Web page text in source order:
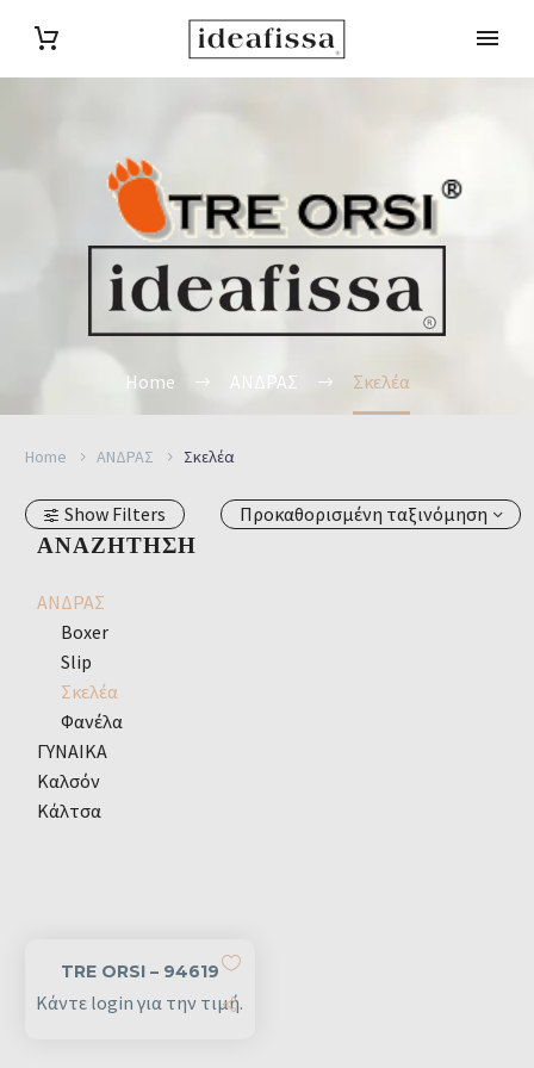
Home ΑΝΔΡΑΣ Σκελέα
Home ΑΝΔΡΑΣ Σκελέα
Show Filters
ΑΝΑΖΉΤΗΣΗ
ΑΝΔΡΑΣ
Boxer
Slip
Σκελέα
Φανέλα
ΓΥΝΑΙΚΑ
Καλσόν
Κάλτσα
Προκαθορισμένη ταξινόμηση
TRE ORSI – 94619
Κάντε login για την τιμή.